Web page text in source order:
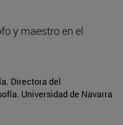
y maestro en el
Directora del
Universidad de Navarra